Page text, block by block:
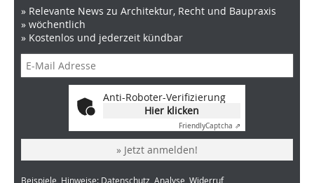
» Relevante News zu Architektur, Recht und Baupraxis
» wöchentlich
» Kostenlos und jederzeit kündbar
Anti-Roboter-Verifizierung
Hier klicken
FriendlyCaptcha ⇗
» Jetzt anmelden!
Beispiele, Hinweise: Datenschutz, Analyse, Widerruf